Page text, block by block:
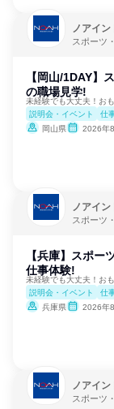
ノアイ
スポーツ
【岡山/1DAY】
の職場見学!
未経験でも大丈夫！お
説明会・イベント
仕
岡山県
2026年
ノアイ
スポーツ
【兵庫】スポー
仕事体験!
未経験でも大丈夫！お
説明会・イベント
仕
兵庫県
2026年
ノアイ
スポーツ